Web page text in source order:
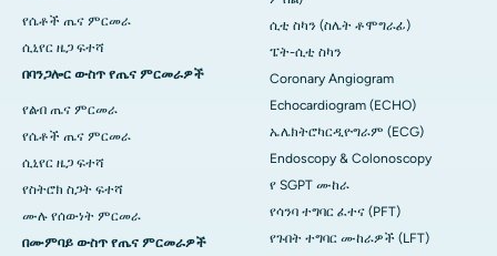
የሴቶች ጤና ምርመራ
ሲኒየር ዜጋ ፍተሻ
በባንጋሎር ውስጥ የጤና ምርመራዎች
የልብ ጤና ምርመራ
የሴቶች ጤና ምርመራ
ሲኒየር ዜጋ ፍተሻ
የስትሮክ ስጋት ፍተሻ
ሙሉ የሰውነት ምርመራ
በሙምባይ ውስጥ የጤና ምርመራዎች
ሲቲ ስካን (ስሌት ቶሞግራፊ)
ፔት-ሲቲ ስካን
Coronary Angiogram
Echocardiogram (ECHO)
ኤሌክትሮካርዲዮግራም (ECG)
Endoscopy & Colonoscopy
የ SGPT ሙከራ
የሳንባ ተግባር ፈተና (PFT)
የጉበት ተግባር ሙከራዎች (LFT)